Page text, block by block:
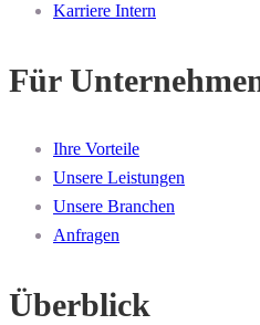
Karriere Intern
Für
Ihre Vorteile
Unsere Leistungen
Unsere Branchen
Anfragen
Überblick